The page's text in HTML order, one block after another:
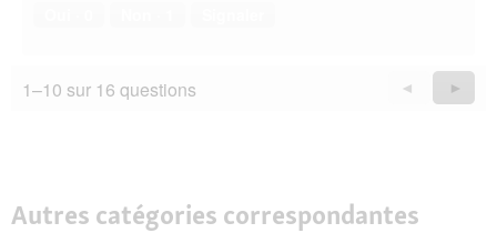
1–10 sur 16 questions
Précédent
Questions
◄ ►
Autres catégories correspondantes